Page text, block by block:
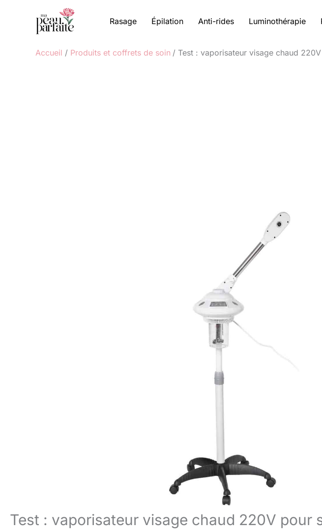
Rasage Épilation Anti-rides Luminothérapie
Accueil Produits et coffrets de soin Test : vaporisateur visage chaud
Test : vaporisateur visage chaud 220V pour